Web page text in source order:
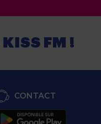
KISS FM !
CONTACT